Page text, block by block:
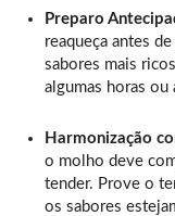
Preparo
reaqueça antes
sabores mais
algumas horas ou
Harmonização
o molho deve
tender. Prove o
os sabores